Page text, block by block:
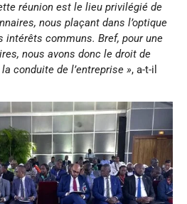
réunion est le lieu privilégié de
nous plaçant dans l’optique
intérêts communs. Bref, pour une
, nous avons donc le droit de
conduite de l’entreprise », a-t-il